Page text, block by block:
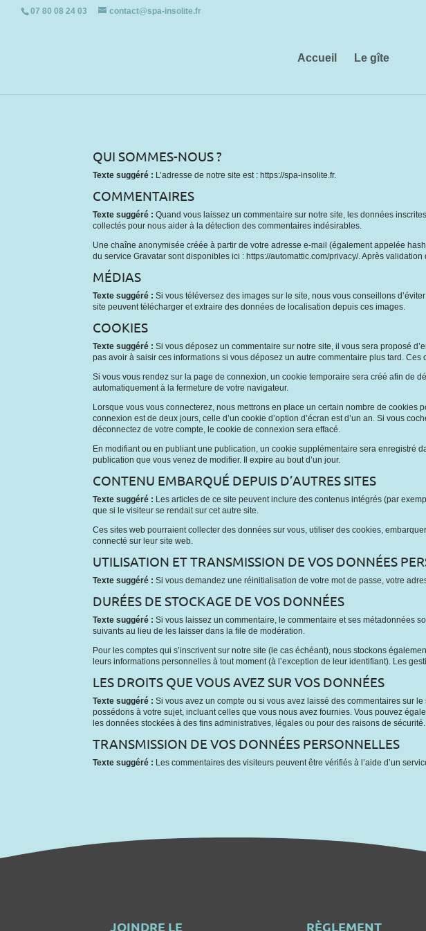
07 80 08 24 03 contact@spa-insolite.fr
Accueil Le gîte
QUI SOMMES-NOUS ?
Texte suggéré : L’adresse de notre site est : https://spa-insolite.fr.
COMMENTAIRES
Texte suggéré :Quand vous laissez un commentaire sur notre site, les données
collectés pour nous aider à la détection des commentaires indésirables.
Une chaîne anonymisée créée à partir de votre adresse e-mail (également appelée
du service Gravatar sont disponibles ici : https://automattic.com/privacy/. Après
MÉDIAS
Texte suggéré :Si vous téléversez des images sur le site, nous vous conseillons
site peuvent télécharger et extraire des données de localisation depuis ces images.
COOKIES
Texte suggéré :Si vous déposez un commentaire sur notre site, il vous sera proposé
pas avoir à saisir ces informations si vous déposez un autre commentaire plus tard. Ces
Si vous vous rendez sur la page de connexion, un cookie temporaire sera créé afin de
automatiquement à la fermeture de votre navigateur.
Lorsque vous vous connecterez, nous mettrons en place un certain nombre de cookies
connexion est de deux jours, celle d’un cookie d’option d’écran est d’un an. Si vous
déconnectez de votre compte, le cookie de connexion sera effacé.
En modifiant ou en publiant une publication, un cookie supplémentaire sera enregistré
publication que vous venez de modifier. Il expire au bout d’un jour.
CONTENU EMBARQUÉ DEPUIS D’AUTRES SITES
Texte suggéré : Les articles de ce site peuvent inclure des contenus intégrés (par
que si le visiteur se rendait sur cet autre site.
Ces sites web pourraient collecter des données sur vous, utiliser des cookies,
connecté sur leur site web.
UTILISATION ET TRANSMISSION DE VOS DONNÉES
Texte suggéré :Si vous demandez une réinitialisation de votre mot de passe, votre
DURÉES DE STOCKAGE DE VOS DONNÉES
Texte suggéré :Si vous laissez un commentaire, le commentaire et ses métadonnées
suivants au lieu de les laisser dans la file de modération.
Pour les comptes qui s’inscrivent sur notre site (le cas échéant), nous stockons
leurs informations personnelles à tout moment (à l’exception de leur identifiant). Les
LES DROITS QUE VOUS AVEZ SUR VOS DONNÉES
Texte suggéré :Si vous avez un compte ou si vous avez laissé des commentaires sur
possédons à votre sujet, incluant celles que vous nous avez fournies. Vous pouvez
les données stockées à des fins administratives, légales ou pour des raisons de sécurité.
TRANSMISSION DE VOS DONNÉES PERSONNELLES
Texte suggéré : Les commentaires des visiteurs peuvent être vérifiés à l’aide d’un
JOINDRE LE RÈGLEMENT